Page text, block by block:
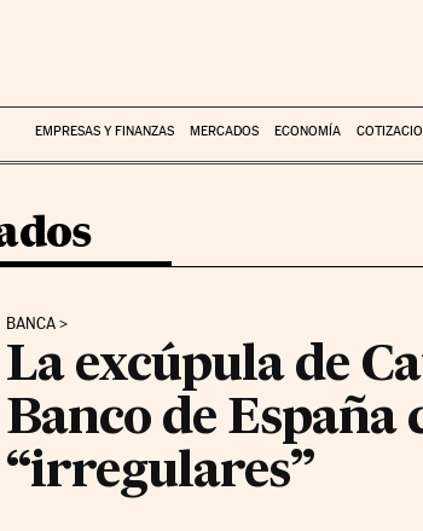
EMPRESAS Y FINANZAS MERCADOS ECONOMÍA
BANCA
La excúpula de
Banco de España
“irregulares”